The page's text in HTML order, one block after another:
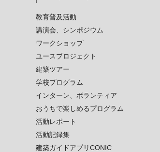
教育普及活動
講演会、シンポジウム
ワークショップ
ユースプロジェクト
建築ツアー
学校プログラム
インターン、ボランティア
おうちで楽しめるプログラム
活動レポート
活動記録集
建築ガイドアプリCONIC